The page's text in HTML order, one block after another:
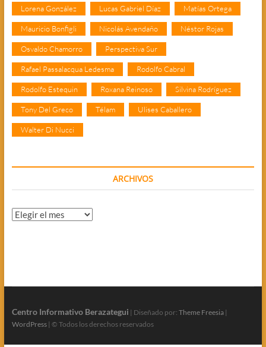
Lorena González Lucas Gabriel Díaz Matías Ortega
Mauricio Bonfigli Nicolás Avendaño Néstor Rojas
Osvaldo Chamorro Perspectiva Sur
Rafael Passalacqua Ledesma Rodolfo Cabral
Rodolfo Estequin Roxana Reinoso Silvina Rodríguez
Tony Del Greco Télam Ulises Caballero
Walter Di Nucci
ARCHIVOS
Archivos
Centro Informativo Berazategui | Diseñado por: Theme Freesia|
WordPress| © Todos los derechos reservados